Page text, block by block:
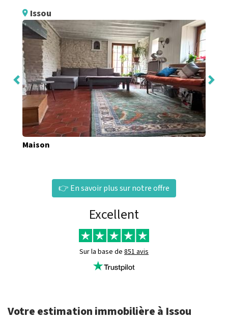
Issou
Maison
👉 En savoir plus sur notre offre
Excellent
Sur la base de 851 avis
Votre estimation immobilière à Issou